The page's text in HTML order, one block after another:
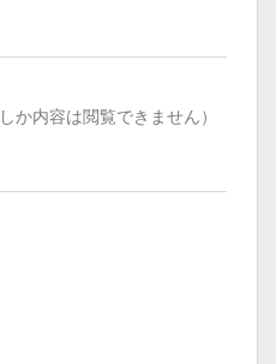
か内容は閲覧できません）